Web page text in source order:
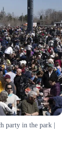
party in the park |